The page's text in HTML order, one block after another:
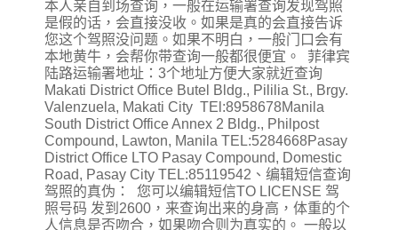
本人亲自到场查询，一般在运输署查询发现驾照
是假的话，会直接没收。如果是真的会直接告诉
您这个驾照没问题。如果不明白，一般门口会有
本地黄牛，会帮你带查询一般都很便宜。 菲律宾
陆路运输署地址：3个地址方便大家就近查询
Makati District Office Butel Bldg., Pililia St., Brgy.
Valenzuela, Makati City TEl:8958678Manila
South District Office Annex 2 Bldg., Philpost
Compound, Lawton, Manila TEL:5284668Pasay
District Office LTO Pasay Compound, Domestic
Road, Pasay City TEL:85119542、编辑短信查询
驾照的真伪： 您可以编辑短信TO LICENSE 驾
照号码 发到2600，来查询出来的身高，体重的个
人信息是否吻合，如果吻合则为真实的。 一般以